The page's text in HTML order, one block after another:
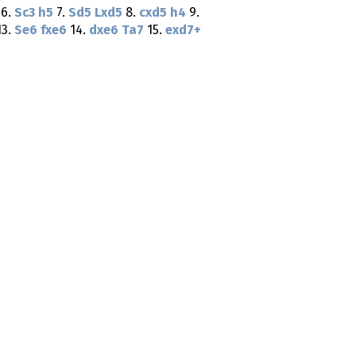
Sc3 h5 7. Sd5 Lxd5 8. cxd5 h4 9.
Se6 fxe6 14. dxe6 Ta7 15. exd7+